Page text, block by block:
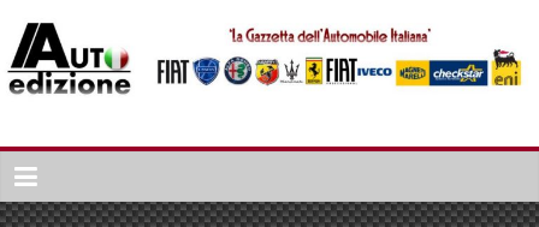
naar
inhoud
Auto
Edizione
La